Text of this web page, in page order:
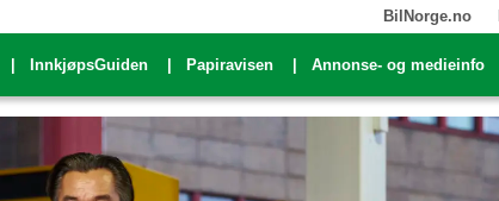
BilNorge.no
InnkjøpsGuiden Papiravisen Annonse- og medieinfo